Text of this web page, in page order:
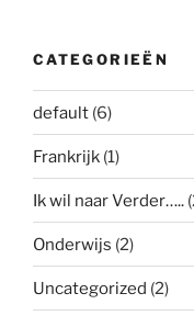
CATEGORIEËN
default (6)
Frankrijk (1)
Ik wil naar Verder…..
Onderwijs (2)
Uncategorized (2)